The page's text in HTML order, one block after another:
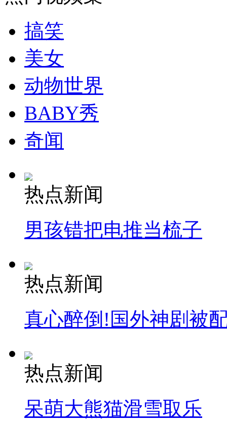
搞笑
美女
动物世界
BABY秀
奇闻
热点新闻
男孩错把电推当梳子
热点新闻
真心醉倒!国外神剧被
热点新闻
呆萌大熊猫滑雪取乐